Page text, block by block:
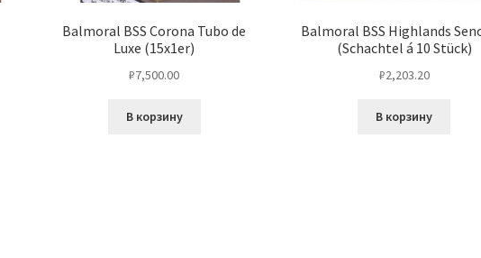
Balmoral BSS Corona Tubo de
Luxe (15x1er)
₽7,500.00
В корзину
Balmoral BSS Highlands
(Schachtel á 10 Stück)
₽2,203.20
В корзину